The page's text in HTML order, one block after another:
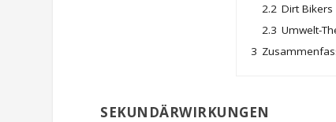
2.2 Dirt Bikers
2.3 Umwelt-
3
SEKUNDÄRWIRKUNGEN